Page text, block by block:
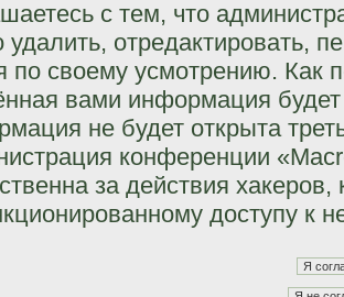
с тем, что
удалить, отредактировать,
по своему усмотрению. Как
вами информация
не будет открыта
конференции
за действия
доступу к